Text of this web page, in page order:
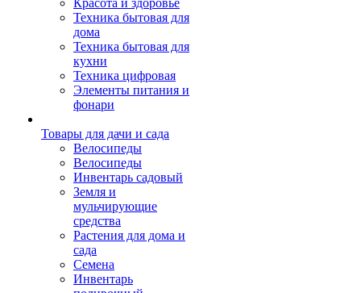
Красота и здоровье
Техника бытовая для
дома
Техника бытовая для
кухни
Техника цифровая
Элементы питания и
фонари
Товары для дачи и сада
Велосипеды
Велосипеды
Инвентарь садовый
Земля и
мульчирующие
средства
Растения для дома и
сада
Семена
Инвентарь